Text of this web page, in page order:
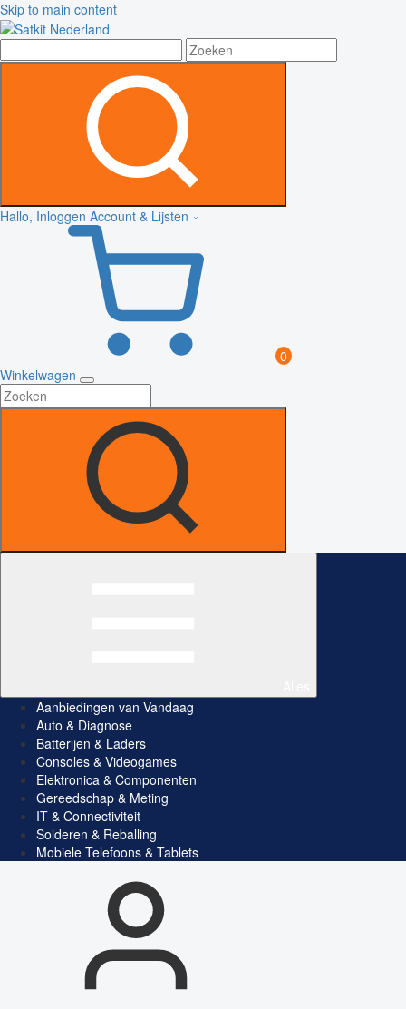
Skip to main content
Hallo, Inloggen Account & Lijsten
0
Winkelwagen
Aanbiedingen van Vandaag
Auto & Diagnose
Batterijen & Laders
Consoles & Videogames
Elektronica & Componenten
Gereedschap & Meting
IT & Connectiviteit
Solderen & Reballing
Mobiele Telefoons & Tablets